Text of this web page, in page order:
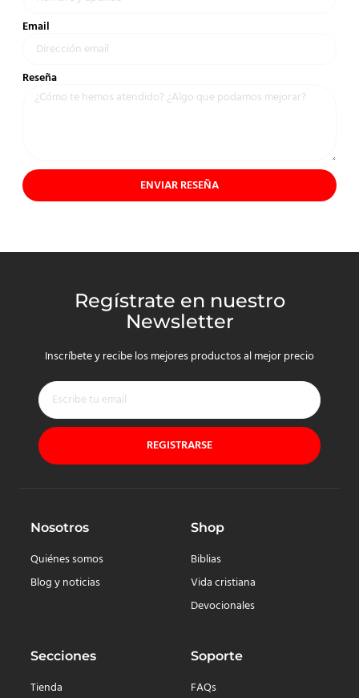
Email
Reseña
ENVIAR RESEÑA
Regístrate en nuestro
Newsletter
Inscríbete y recibe los mejores productos al mejor precio
REGISTRARSE
Nosotros
Quiénes somos
Blog y noticias
Shop
Biblias
Vida cristiana
Devocionales
Secciones
Tienda
Soporte
FAQs